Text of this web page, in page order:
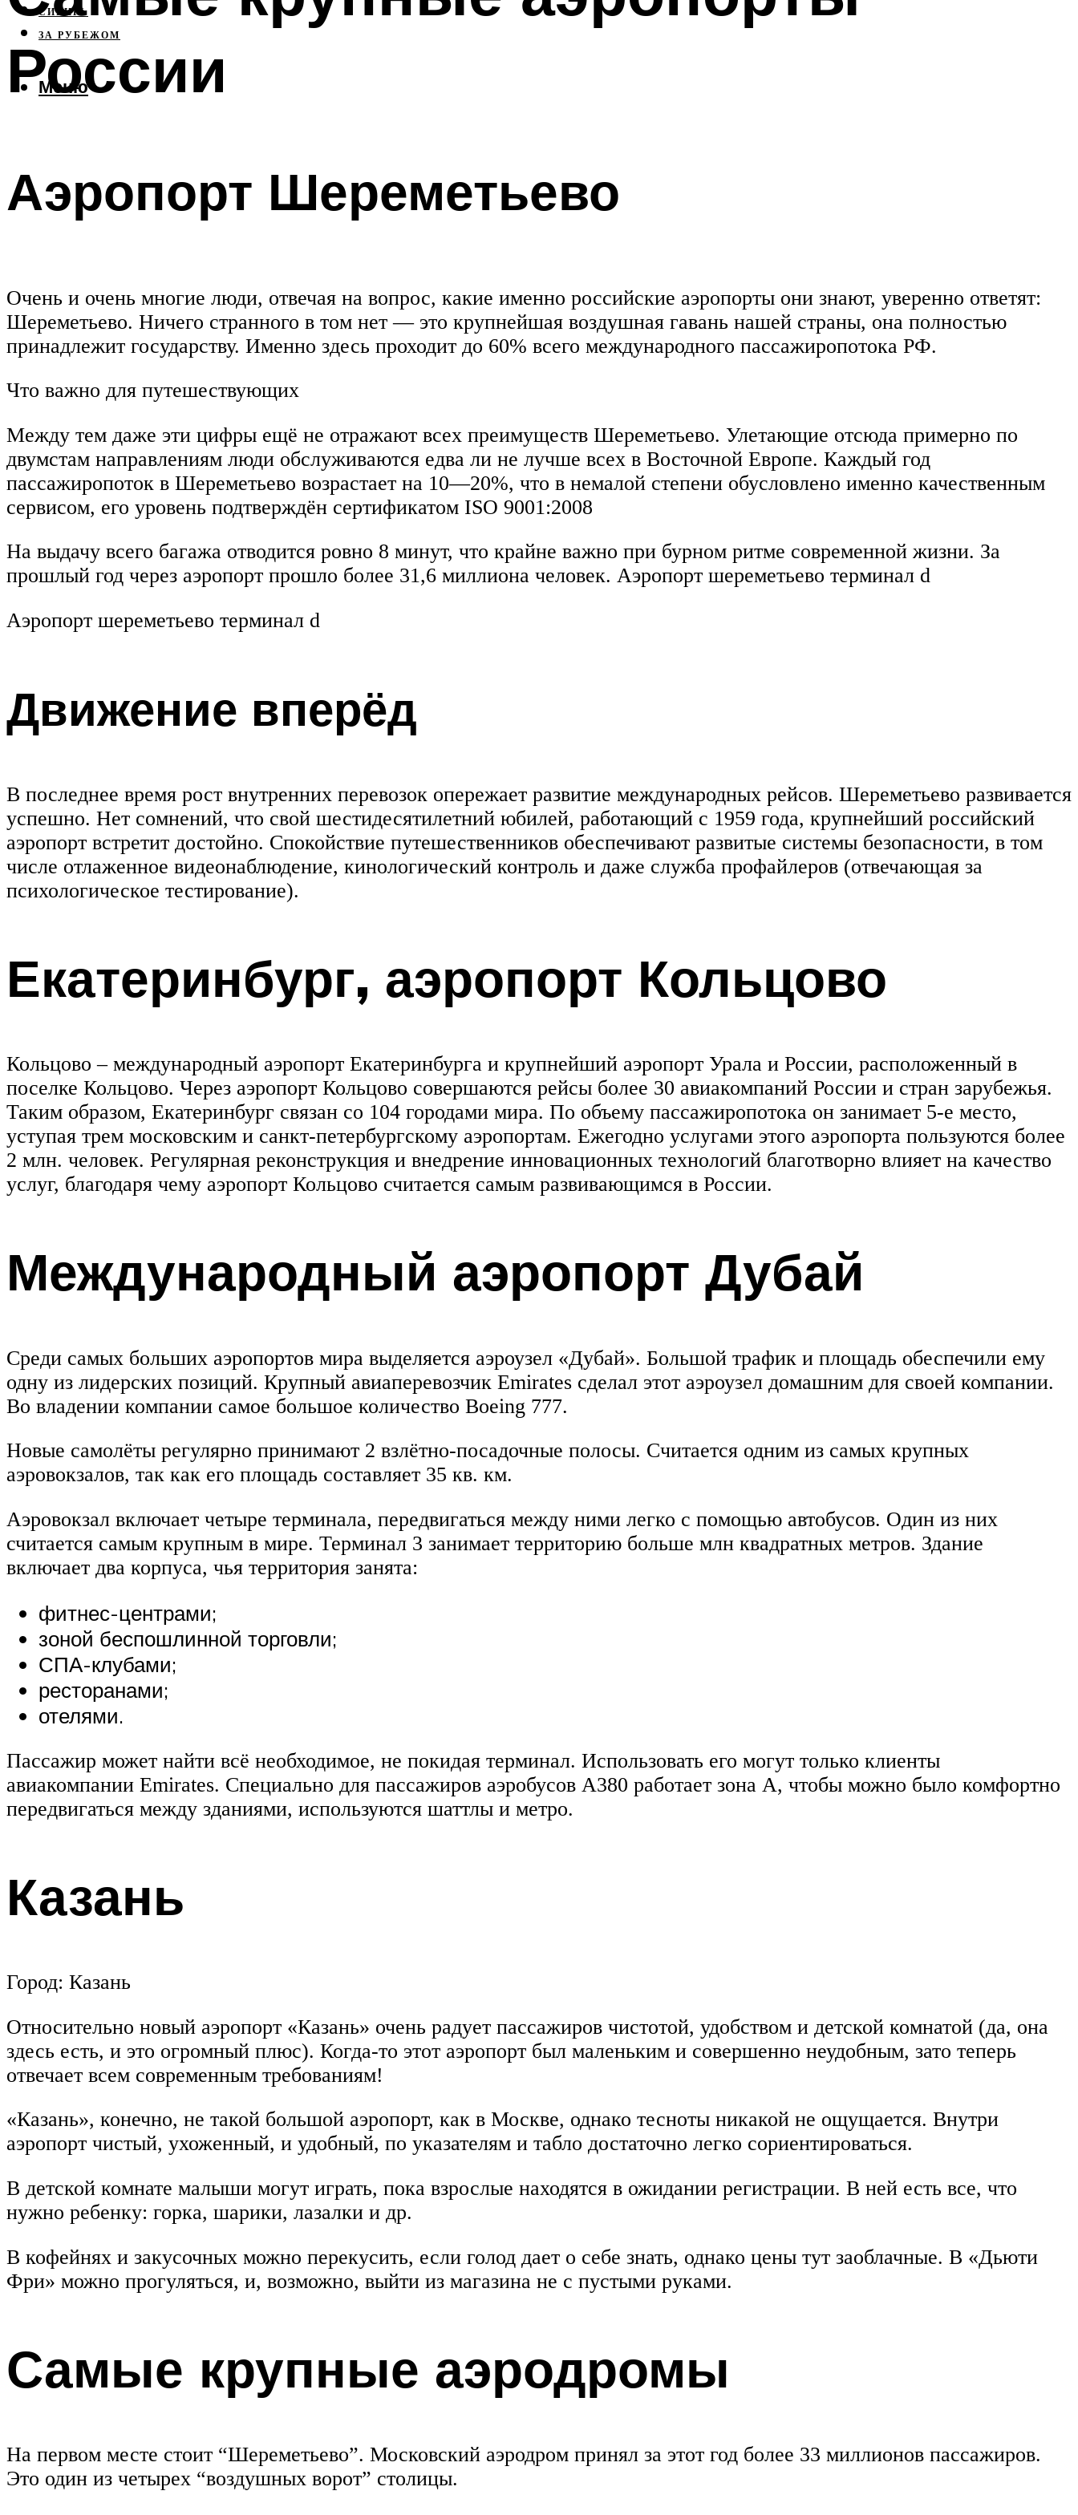
СИБИРЬ
ЗА РУБЕЖОМ
Меню
России
Аэропорт Шереметьево
Очень и очень многие люди, отвечая на вопрос, какие именно российские аэропорты они знают, уверенно ответят:
Шереметьево. Ничего странного в том нет — это крупнейшая воздушная гавань нашей страны, она полностью
принадлежит государству. Именно здесь проходит до 60% всего международного пассажиропотока РФ.
Что важно для путешествующих
Между тем даже эти цифры ещё не отражают всех преимуществ Шереметьево. Улетающие отсюда примерно по
двумстам направлениям люди обслуживаются едва ли не лучше всех в Восточной Европе. Каждый год
пассажиропоток в Шереметьево возрастает на 10—20%, что в немалой степени обусловлено именно качественным
сервисом, его уровень подтверждён сертификатом ISO 9001:2008
На выдачу всего багажа отводится ровно 8 минут, что крайне важно при бурном ритме современной жизни. За
прошлый год через аэропорт прошло более 31,6 миллиона человек. Аэропорт шереметьево терминал d
Аэропорт шереметьево терминал d
Движение вперёд
В последнее время рост внутренних перевозок опережает развитие международных рейсов. Шереметьево развивается
успешно. Нет сомнений, что свой шестидесятилетний юбилей, работающий с 1959 года, крупнейший российский
аэропорт встретит достойно. Спокойствие путешественников обеспечивают развитые системы безопасности, в том
числе отлаженное видеонаблюдение, кинологический контроль и даже служба профайлеров (отвечающая за
психологическое тестирование).
Екатеринбург, аэропорт Кольцово
Кольцово – международный аэропорт Екатеринбурга и крупнейший аэропорт Урала и России, расположенный в
поселке Кольцово. Через аэропорт Кольцово совершаются рейсы более 30 авиакомпаний России и стран зарубежья.
Таким образом, Екатеринбург связан со 104 городами мира. По объему пассажиропотока он занимает 5-е место,
уступая трем московским и санкт-петербургскому аэропортам. Ежегодно услугами этого аэропорта пользуются более
2 млн. человек. Регулярная реконструкция и внедрение инновационных технологий благотворно влияет на качество
услуг, благодаря чему аэропорт Кольцово считается самым развивающимся в России.
Международный аэропорт Дубай
Среди самых больших аэропортов мира выделяется аэроузел «Дубай». Большой трафик и площадь обеспечили ему
одну из лидерских позиций. Крупный авиаперевозчик Emirates сделал этот аэроузел домашним для своей компании.
Во владении компании самое большое количество Boeing 777.
Новые самолёты регулярно принимают 2 взлётно-посадочные полосы. Считается одним из самых крупных
аэровокзалов, так как его площадь составляет 35 кв. км.
Аэровокзал включает четыре терминала, передвигаться между ними легко с помощью автобусов. Один из них
считается самым крупным в мире. Терминал 3 занимает территорию больше млн квадратных метров. Здание
включает два корпуса, чья территория занята:
фитнес-центрами;
зоной беспошлинной торговли;
СПА-клубами;
ресторанами;
отелями.
Пассажир может найти всё необходимое, не покидая терминал. Использовать его могут только клиенты
авиакомпании Emirates. Специально для пассажиров аэробусов А380 работает зона А, чтобы можно было комфортно
передвигаться между зданиями, используются шаттлы и метро.
Казань
Город: Казань
Относительно новый аэропорт «Казань» очень радует пассажиров чистотой, удобством и детской комнатой (да, она
здесь есть, и это огромный плюс). Когда-то этот аэропорт был маленьким и совершенно неудобным, зато теперь
отвечает всем современным требованиям!
«Казань», конечно, не такой большой аэропорт, как в Москве, однако тесноты никакой не ощущается. Внутри
аэропорт чистый, ухоженный, и удобный, по указателям и табло достаточно легко сориентироваться.
В детской комнате малыши могут играть, пока взрослые находятся в ожидании регистрации. В ней есть все, что
нужно ребенку: горка, шарики, лазалки и др.
В кофейнях и закусочных можно перекусить, если голод дает о себе знать, однако цены тут заоблачные. В «Дьюти
Фри» можно прогуляться, и, возможно, выйти из магазина не с пустыми руками.
Самые крупные аэродромы
На первом месте стоит “Шереметьево”. Московский аэродром принял за этот год более 33 миллионов пассажиров.
Это один из четырех “воздушных ворот” столицы.